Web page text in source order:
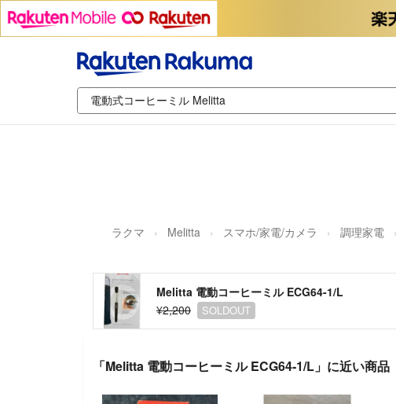
ラクマ Melitta スマホ/家電/カメラ 調理家電
Melitta 電動コーヒーミル ECG64-1/L
¥2,200
SOLDOUT
「Melitta 電動コーヒーミル ECG64-1/L」に近い商品